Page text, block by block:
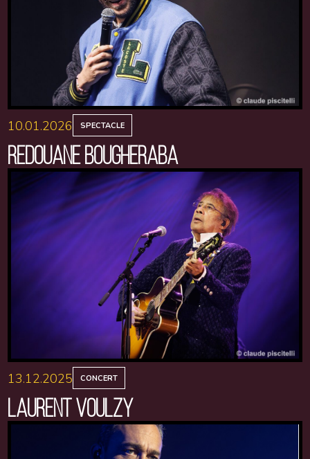
10.01.2026 SPECTACLE
REDOUANE BOUGHERABA
13.12.2025 CONCERT
LAURENT VOULZY